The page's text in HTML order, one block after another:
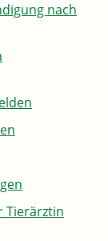
nach
Tierärztin